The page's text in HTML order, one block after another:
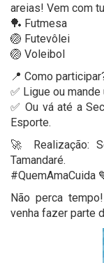
areias! Vem com
🏓 Futmesa
🏐 Futevôlei
🏐 Voleibol
📍 Como
✅ Ligue ou
✅ Ou vá até a
Esporte.
🚀 Realização:
Tamandaré.
#QuemAmaCuida
Não perca
venha fazer parte